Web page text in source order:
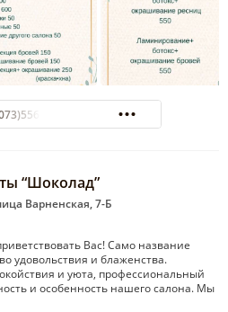
57-55
“Шоколад”
Варненская, 7-Б
Вас! Само название
удовольствия и блаженства.
и уюта, профессиональный
и особенность нашего салона. Мы